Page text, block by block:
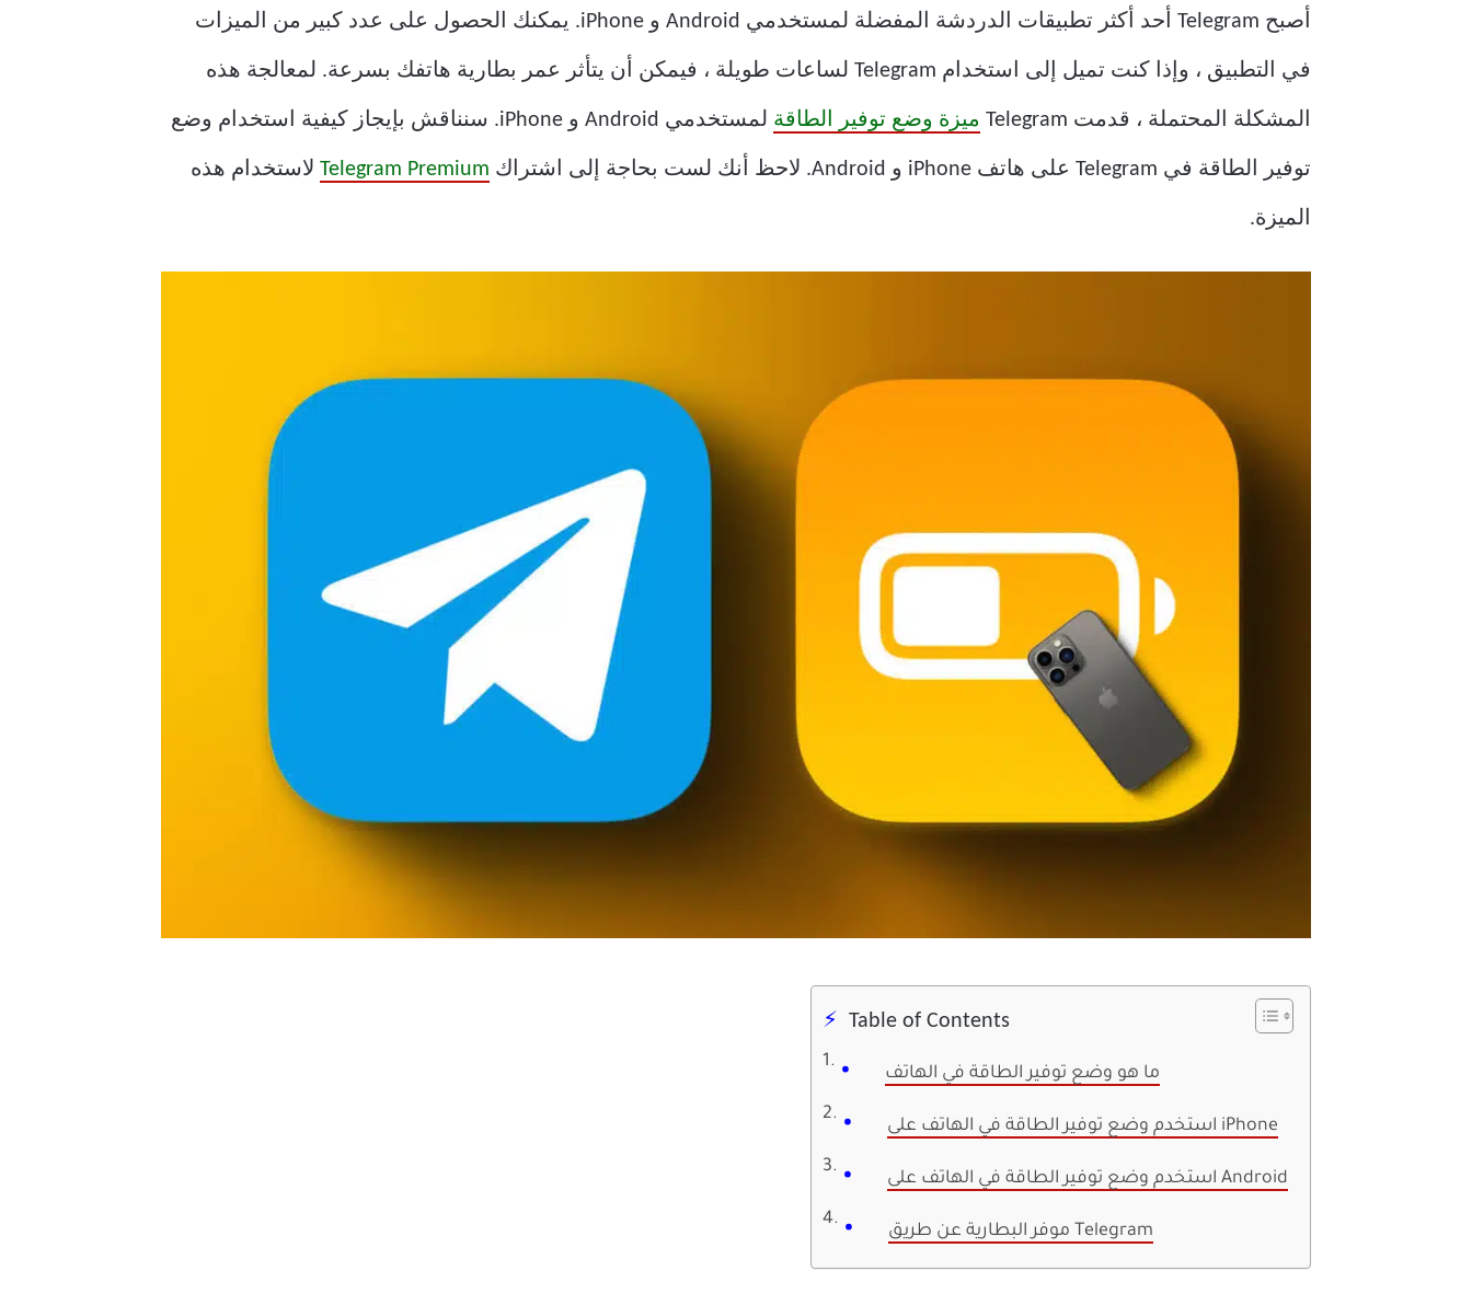
أصبح Telegram أحد أكثر تطبيقات الدردشة المفضلة لمستخدمي Android و iPhone. يمكنك الحصول على عدد كبير من الميزات
في التطبيق ، وإذا كنت تميل إلى استخدام Telegram لساعات طويلة ، فيمكن أن يتأثر عمر بطارية هاتفك بسرعة. لمعالجة هذه
المشكلة المحتملة ، قدمت Telegram ميزة وضع توفير الطاقة لمستخدمي Android و iPhone. سنناقش بإيجاز كيفية استخدام وضع
توفير الطاقة في Telegram على هاتف iPhone و Android. لاحظ أنك لست بحاجة إلى اشتراك Telegram Premium لاستخدام هذه
الميزة.
Table of Contents
ما هو وضع توفير الطاقة في الهاتف
استخدم وضع توفير الطاقة في الهاتف على iPhone
استخدم وضع توفير الطاقة في الهاتف على Android
موفر البطارية عن طريق Telegram